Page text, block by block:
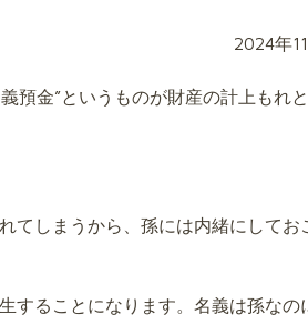
2024年
預金”というものが財産の計上もれ
てしまうから、孫には内緒にしてお
することになります。名義は孫なの